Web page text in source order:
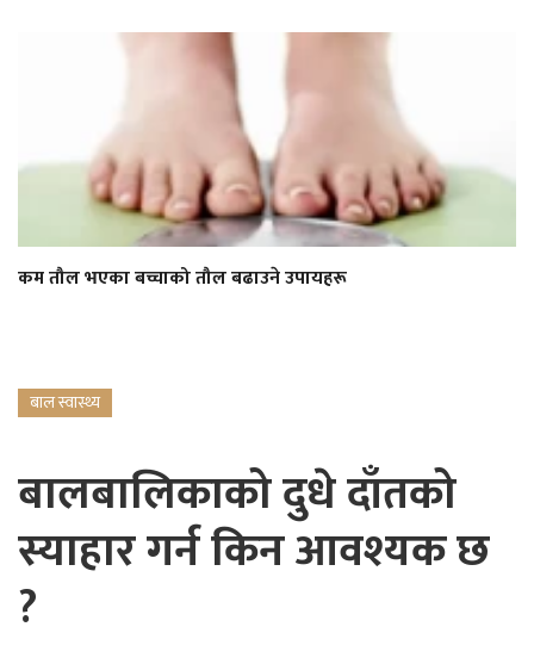
कम तौल भएका बच्चाको तौल बढाउने उपायहरू
बाल स्वास्थ्य
बालबालिकाको दुधे दाँतको
स्याहार गर्न किन आवश्यक छ
?